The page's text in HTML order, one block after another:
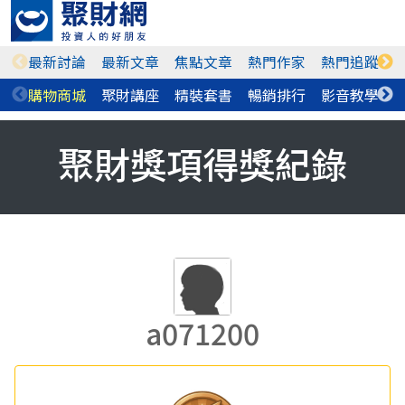
最新討論 最新文章 焦點文章 熱門作家 熱門追蹤
購物商城 聚財講座 精裝套書 暢銷排行 影音教學
聚財獎項得獎紀錄
a071200